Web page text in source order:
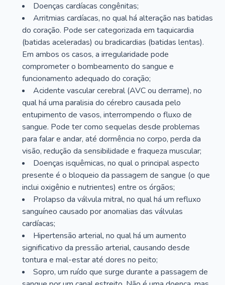
Doenças cardíacas congênitas;
Arritmias cardíacas, no qual há alteração nas batidas
do coração. Pode ser categorizada em taquicardia
(batidas aceleradas) ou bradicardias (batidas lentas).
Em ambos os casos, a irregularidade pode
comprometer o bombeamento do sangue e
funcionamento adequado do coração;
Acidente vascular cerebral (AVC ou derrame), no
qual há uma paralisia do cérebro causada pelo
entupimento de vasos, interrompendo o fluxo de
sangue. Pode ter como sequelas desde problemas
para falar e andar, até dormência no corpo, perda da
visão, redução da sensibilidade e fraqueza muscular;
Doenças isquêmicas, no qual o principal aspecto
presente é o bloqueio da passagem de sangue (o que
inclui oxigênio e nutrientes) entre os órgãos;
Prolapso da válvula mitral, no qual há um refluxo
sanguíneo causado por anomalias das válvulas
cardíacas;
Hipertensão arterial, no qual há um aumento
significativo da pressão arterial, causando desde
tontura e mal-estar até dores no peito;
Sopro, um ruído que surge durante a passagem de